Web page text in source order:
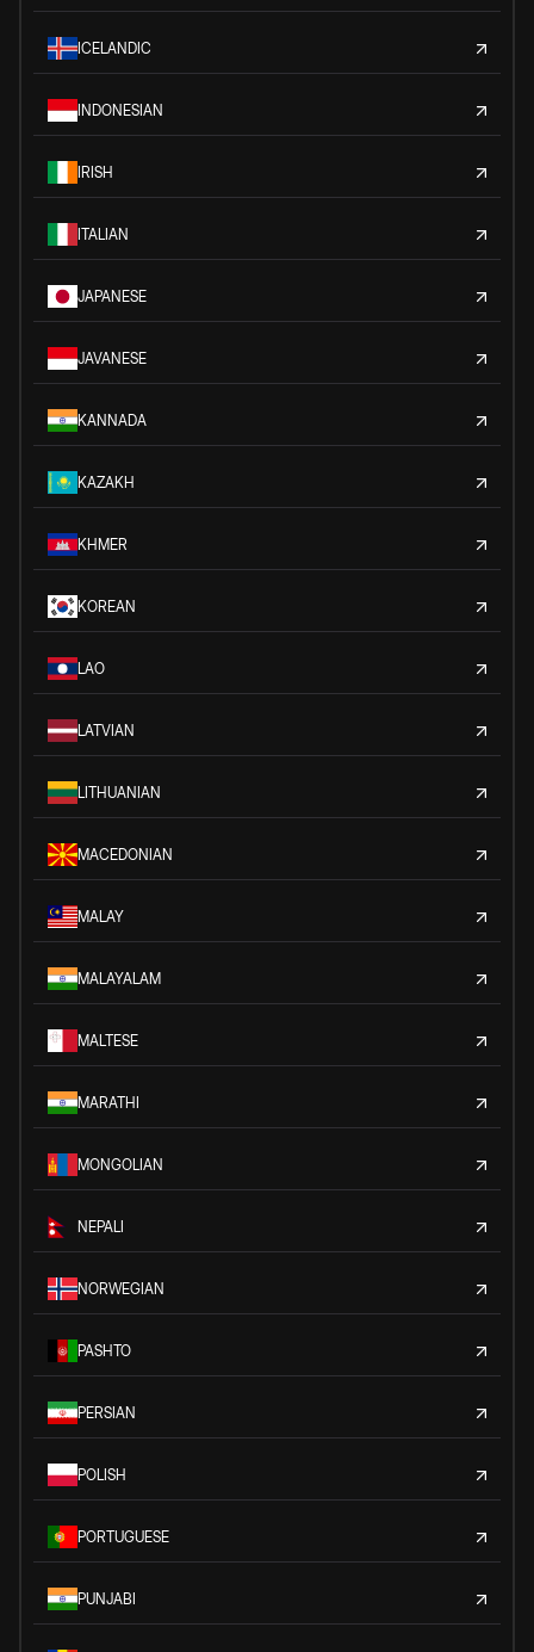
ICELANDIC
INDONESIAN
IRISH
ITALIAN
JAPANESE
JAVANESE
KANNADA
KAZAKH
KHMER
KOREAN
LAO
LATVIAN
LITHUANIAN
MACEDONIAN
MALAY
MALAYALAM
MALTESE
MARATHI
MONGOLIAN
NEPALI
NORWEGIAN
PASHTO
PERSIAN
POLISH
PORTUGUESE
PUNJABI